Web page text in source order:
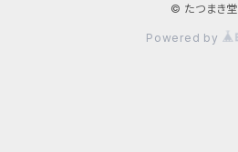
© たつまき堂
Powered by